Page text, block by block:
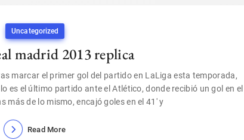
Uncategorized
madrid 2013 replica
marcar el primer gol del partido en LaLiga esta temporada,
es el último partido ante el Atlético, donde recibió un gol en el
más de lo mismo, encajó goles en el 41′ y
Read More